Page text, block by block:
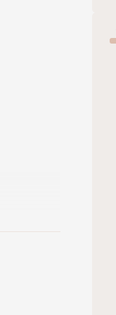
腦習慣：
慣，就